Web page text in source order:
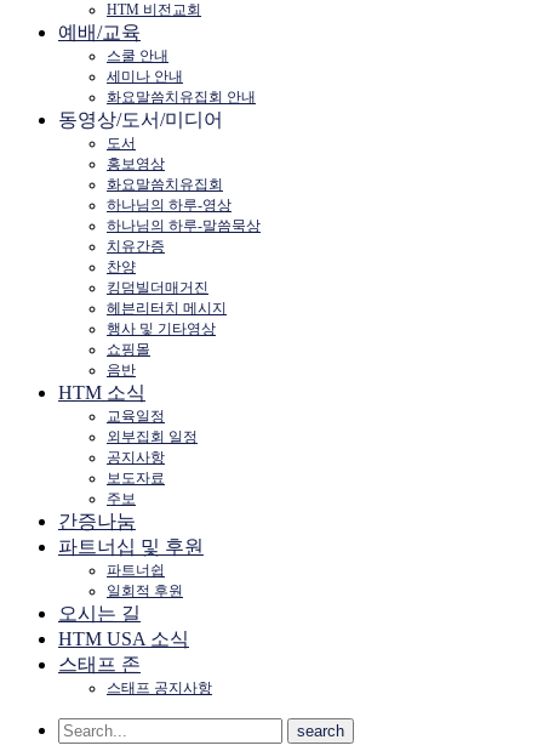
HTM 비전교회
예배/교육
스쿨 안내
세미나 안내
화요말씀치유집회 안내
동영상/도서/미디어
도서
홍보영상
화요말씀치유집회
하나님의 하루-영상
하나님의 하루-말씀묵상
치유간증
찬양
킹덤빌더매거진
헤븐리터치 메시지
행사 및 기타영상
쇼핑몰
음반
HTM 소식
교육일정
외부집회 일정
공지사항
보도자료
주보
간증나눔
파트너십 및 후원
파트너쉽
일회적 후원
오시는 길
HTM USA 소식
스태프 존
스태프 공지사항